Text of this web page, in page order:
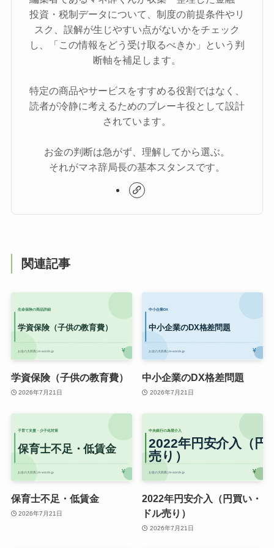
投資・税制データについて、制度の前提条件やリ
スク、誤解が生じやすい点がないかをチェック
し、「この情報をどう受け取るべきか」という判
断軸を補足します。
特定の商品やサービスをすすめる役割ではなく、
読者が冷静に考えるためのブレーキ役として設計
されています。
お金の判断は急がず、理解してから選ぶ。
それがマネ辞局長の基本スタンスです。
関連記事
学資保険（子供の教育費）
2026年7月21日
中小企業のDX格差問題
2026年7月21日
保育士不足・低賃金
2026年7月21日
2022年円安介入（円買い・
ドル売り）
2026年7月21日